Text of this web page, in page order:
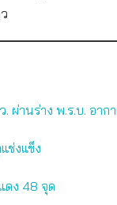
ผ่านร่าง พ.ร.บ. อาก
ช่งแข็ง
ดง 48 จุด